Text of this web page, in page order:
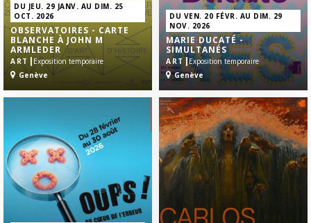
DU JEU. 29 JANV. AU DIM. 25
OCT. 2026
OBSERVATOIRES - CARTE
BLANCHE À JOHN M
ARMLEDER
ART | Exposition temporaire
Genève
DU VEN. 20 FÉVR. AU DIM. 29
NOV. 2026
MARIE DUCATÉ -
SIMULTANÉS
ART|Exposition temporaire
Genève